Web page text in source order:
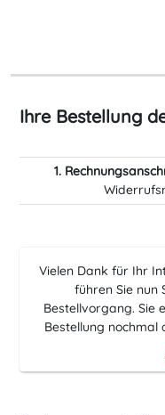
Ihre Bestellung
1.
Vielen Dank für Ihr
führen Sie nun
Bestellvorgang. Sie
Bestellung nochmal